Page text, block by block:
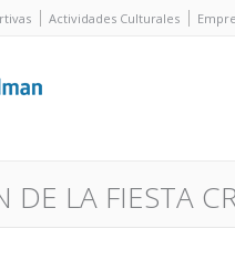
Actividades Culturales
DE LA FIESTA